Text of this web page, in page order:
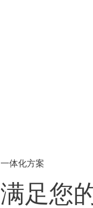
一体化方案
满足您